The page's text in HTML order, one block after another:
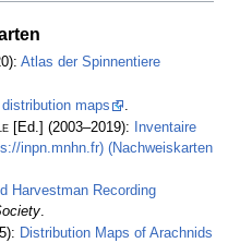
Atlas der Spinnentiere
maps
[Ed.] (2003–2019):
Inventaire
inpn.mnhn.fr) (Nachweiskarten
Harvestman Recording
.
Distribution Maps of Arachnids